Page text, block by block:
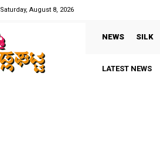
Saturday, August 8, 2026
NEWS SILK
LATEST NEWS